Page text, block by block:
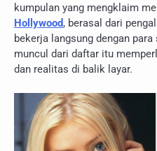
kumpulan yang mengklaim
Hollywood, berasal dari
bekerja langsung dengan
muncul dari daftar itu
dan realitas di balik layar.